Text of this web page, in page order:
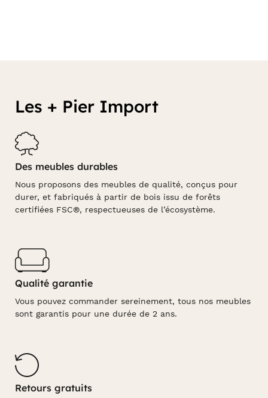
Les + Pier Import
Des meubles durables
Nous proposons des meubles de qualité, conçus pour
durer, et fabriqués à partir de bois issu de forêts
certifiées FSC®, respectueuses de l’écosystème.
Qualité garantie
Vous pouvez commander sereinement, tous nos meubles
sont garantis pour une durée de 2 ans.
Retours gratuits